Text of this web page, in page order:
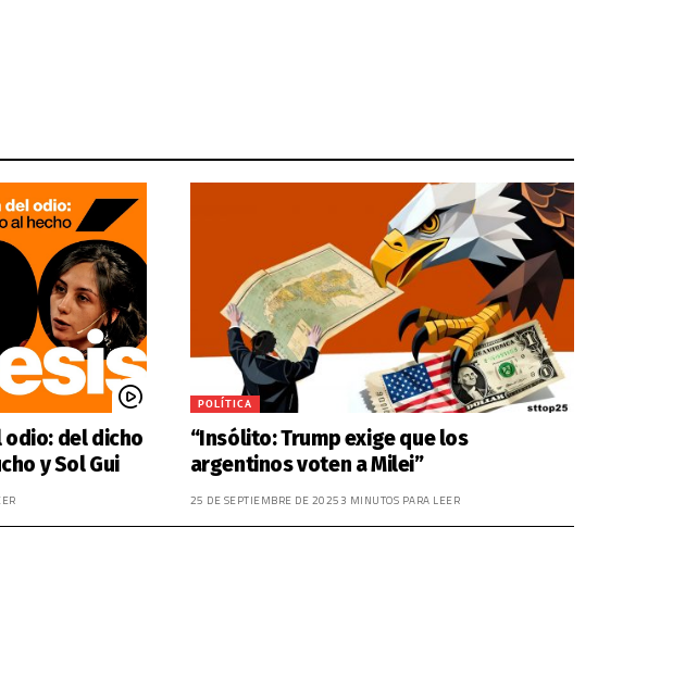
del dicho
y Sol Gui
POLÍTICA
“Insólito: Trump exige que los
argentinos voten a Milei”
25 DE SEPTIEMBRE DE 2025 3 MINUTOS PARA LEER